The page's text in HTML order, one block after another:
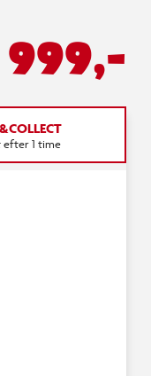
999,-
efter 1 time